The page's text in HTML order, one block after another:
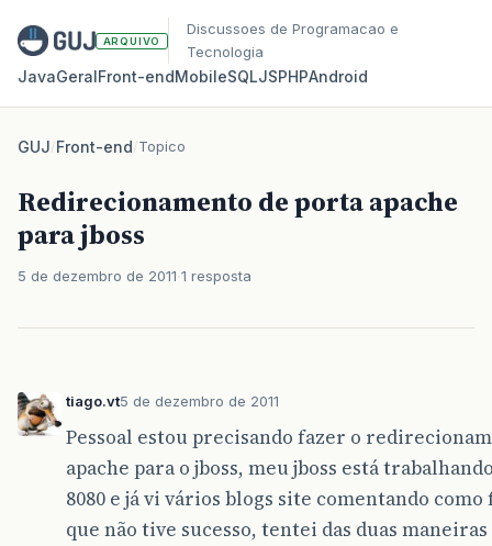
ARQUIVO
Discussoes de Programacao e
Tecnologia
JavaGeralFront‑endMobileSQLJSPHPAndroid
GUJ/Front-end/Topico
Redirecionamento de porta apache
para jboss
5 de dezembro de 2011 1 resposta
tiago.vt5 de dezembro de 2011
Pessoal estou precisando fazer o
apache para o jboss, meu jboss está
8080 e já vi vários blogs site comentando como
que não tive sucesso, tentei das duas